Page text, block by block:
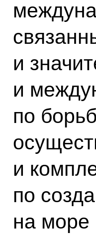
и
и
по
и
по
на море